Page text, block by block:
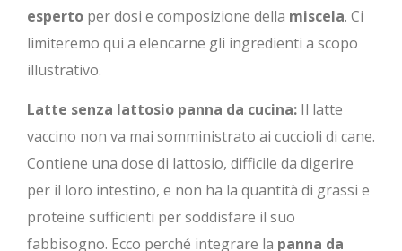
esperto per dosi e composizione della miscela. Ci
limiteremo qui a elencarne gli ingredienti a scopo
illustrativo.
Latte senza lattosio panna da cucina: Il latte
vaccino non va mai somministrato ai cuccioli di cane.
Contiene una dose di lattosio, difficile da digerire
per il loro intestino, e non ha la quantità di grassi e
proteine sufficienti per soddisfare il suo
fabbisogno. Ecco perché integrare la panna da